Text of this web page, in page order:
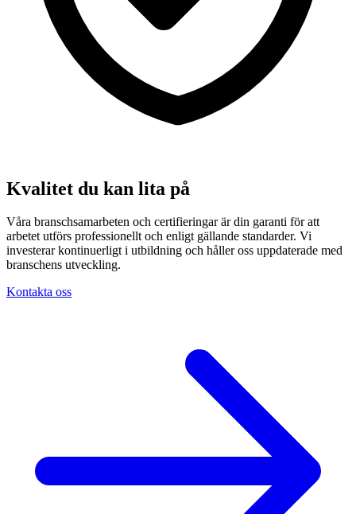
Kvalitet du kan lita på
Våra branschsamarbeten och certifieringar är din garanti för att
arbetet utförs professionellt och enligt gällande standarder. Vi
investerar kontinuerligt i utbildning och håller oss uppdaterade med
branschens utveckling.
Kontakta oss